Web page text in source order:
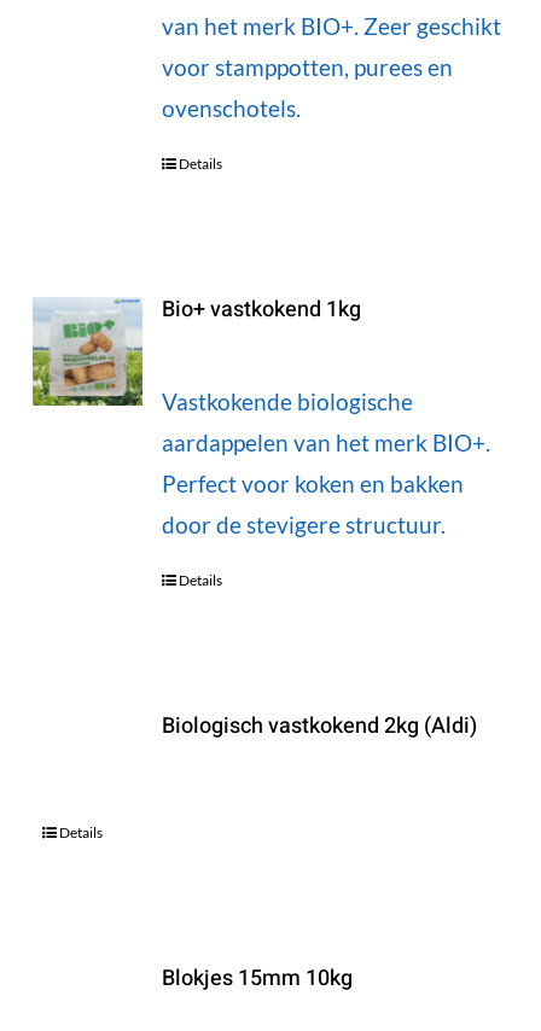
van het merk BIO+. Zeer geschikt
voor stamppotten, purees en
ovenschotels.
Details
Bio+ vastkokend 1kg
Vastkokende biologische
aardappelen van het merk BIO+.
Perfect voor koken en bakken
door de stevigere structuur.
Details
Biologisch vastkokend 2kg (Aldi)
Details
Blokjes 15mm 10kg